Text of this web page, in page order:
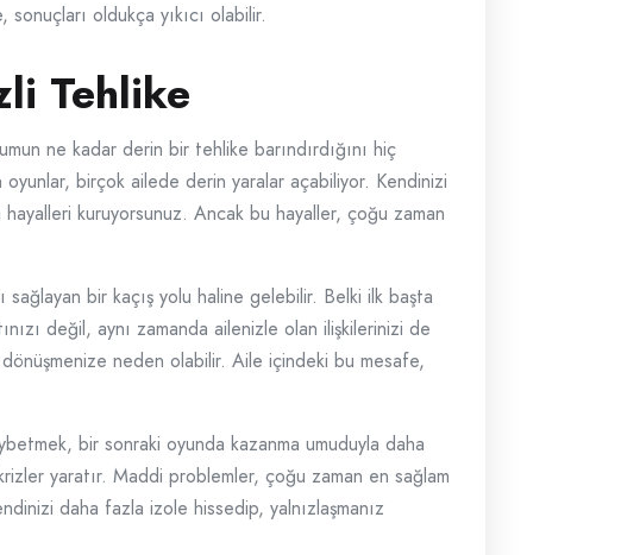
oldukça yıkıcı olabilir.
Tehlike
ne kadar derin bir tehlike barındırdığını hiç
birçok ailede derin yaralar açabiliyor. Kendinizi
kuruyorsunuz. Ancak bu hayaller, çoğu zaman
bir kaçış yolu haline gelebilir. Belki ilk başta
değil, aynı zamanda ailenizle olan ilişkilerinizi de
neden olabilir. Aile içindeki bu mesafe,
bir sonraki oyunda kazanma umuduyla daha
yaratır. Maddi problemler, çoğu zaman en sağlam
daha fazla izole hissedip, yalnızlaşmanız